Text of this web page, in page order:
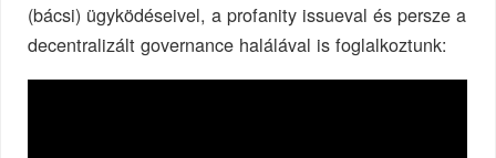
(bácsi) ügyködéseivel, a profanity issueval és persze a
decentralizált governance halálával is foglalkoztunk: